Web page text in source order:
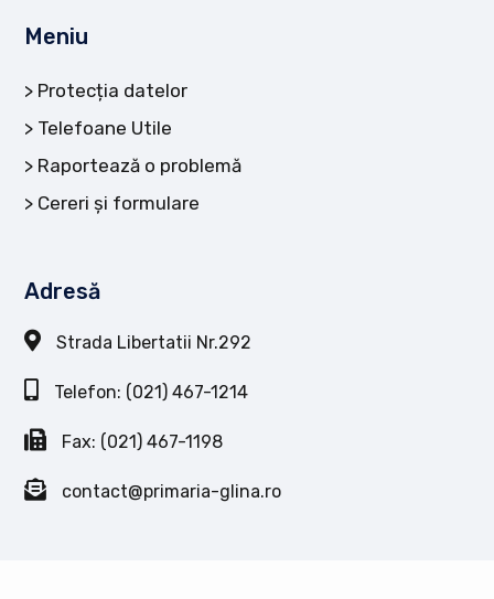
Meniu
Protecția datelor
Telefoane Utile
Raportează o problemă
Cereri și formulare
Adresă
Strada Libertatii Nr.292
Telefon: (021) 467-1214
Fax: (021) 467-1198
contact@primaria-glina.ro